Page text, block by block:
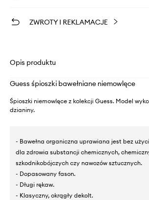
ZWROTY I REKLAMACJE
Opis produktu
Guess śpioszki bawełniane niemowlęce
Śpioszki niemowlęce z kolekcji Guess. Model
dzianiny.
- Bawełna organiczna uprawiana jest bez
dla zdrowia substancji chemicznych,
szkodnikobójczych czy nawozów sztucznych.
- Dopasowany fason.
- Długi rękaw.
- Klasyczny, okrągły dekolt.